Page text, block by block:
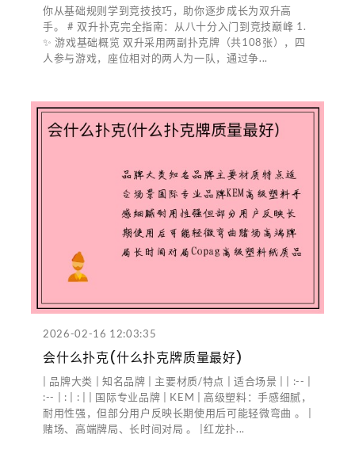
你从基础规则学到竞技技巧，助你逐步成长为双升高
手。 # 双升扑克完全指南：从八十分入门到竞技巅峰 1.
✨ 游戏基础概览 双升采用两副扑克牌（共108张），四
人参与游戏，座位相对的两人为一队，通过争...
2026-02-16 12:03:35
会什么扑克(什么扑克牌质量最好)
| 品牌大类 | 知名品牌 | 主要材质/特点 | 适合场景 | | :-- |
:-- | : | : | | 国际专业品牌 | KEM | 高级塑料：手感细腻，
耐用性强，但部分用户反映长期使用后可能轻微弯曲 。 |
赌场、高端牌局、长时间对局 。 |红龙扑...